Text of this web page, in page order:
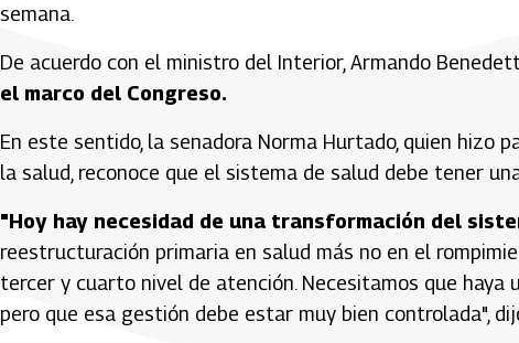
semana.
De acuerdo con el ministro del Interior, Armando
el marco del Congreso.
En este sentido, la senadora Norma Hurtado, quien hizo
la salud, reconoce que el sistema de salud debe tener
"Hoy hay necesidad de una transformación del
reestructuración primaria en salud más no en el
tercer y cuarto nivel de atención. Necesitamos que haya
pero que esa gestión debe estar muy bien controlada",